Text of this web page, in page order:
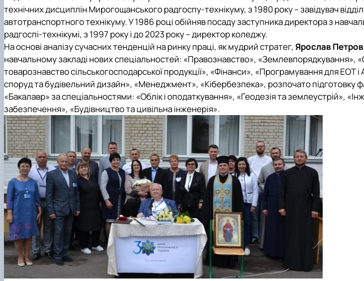
технічних дисциплін Мирогощанського радгоспу-технікуму, з 1980 року – завідувач
автотранспортного технікуму. У 1986 році обійняв посаду заступника директора з
радгоспі-технікумі, з 1997 року і до 2023 року – директор коледжу.
На основі аналізу сучасних тенденцій на ринку праці, як мудрий стратег, Ярослав
навчальному закладі нових спеціальностей: «Правознавство», «Землевпорядкування»,
товарознавство сільськогосподарської продукції», «Фінанси», «Програмування для ЕОТ
споруд та будівельний дизайн», «Менеджмент», «Кібербезпека», розпочато підготовку
«Бакалавр» за спеціальностями: «Облік і оподаткування», «Геодезія та землеустрій»,
забезпечення», «Будівництво та цивільна інженерія».